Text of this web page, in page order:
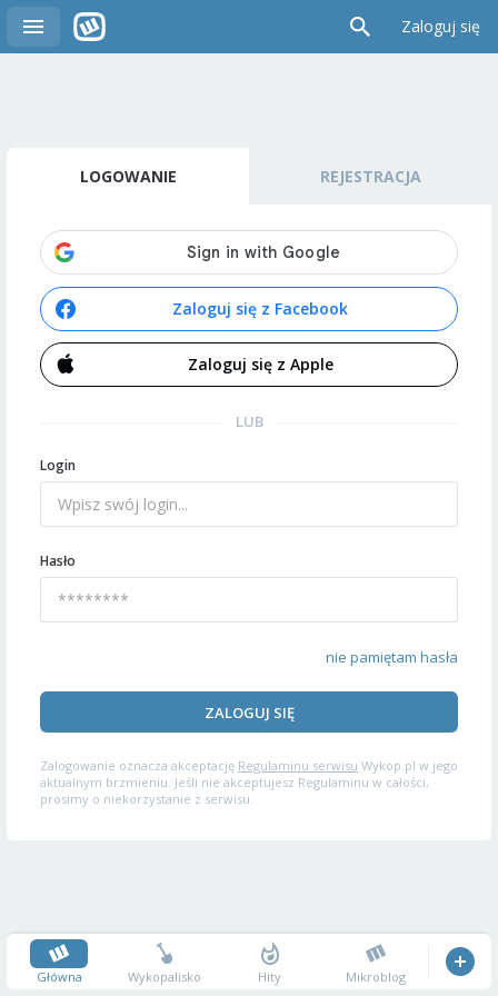
Zaloguj się
LOGOWANIE REJESTRACJA
Zaloguj się z Facebook
Zaloguj się z Apple
LUB
Login
Hasło
nie pamiętam hasła
ZALOGUJ SIĘ
Zalogowanie oznacza akceptację Regulaminu serwisu Wykop.pl w jego
aktualnym brzmieniu. Jeśli nie akceptujesz Regulaminu w całości,
prosimy o niekorzystanie z serwisu.
Główna Wykopalisko Hity Mikroblog